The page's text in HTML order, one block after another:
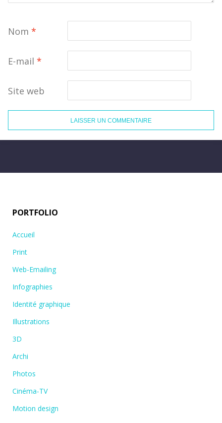
Nom *
E-mail *
Site web
PORTFOLIO
Accueil
Print
Web-Emailing
Infographies
Identité graphique
Illustrations
3D
Archi
Photos
Cinéma-TV
Motion design